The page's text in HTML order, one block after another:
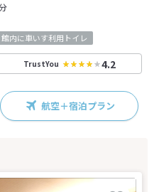
館内に車いす利用トイレ
TrustYou 4.2
航空＋宿泊プラン